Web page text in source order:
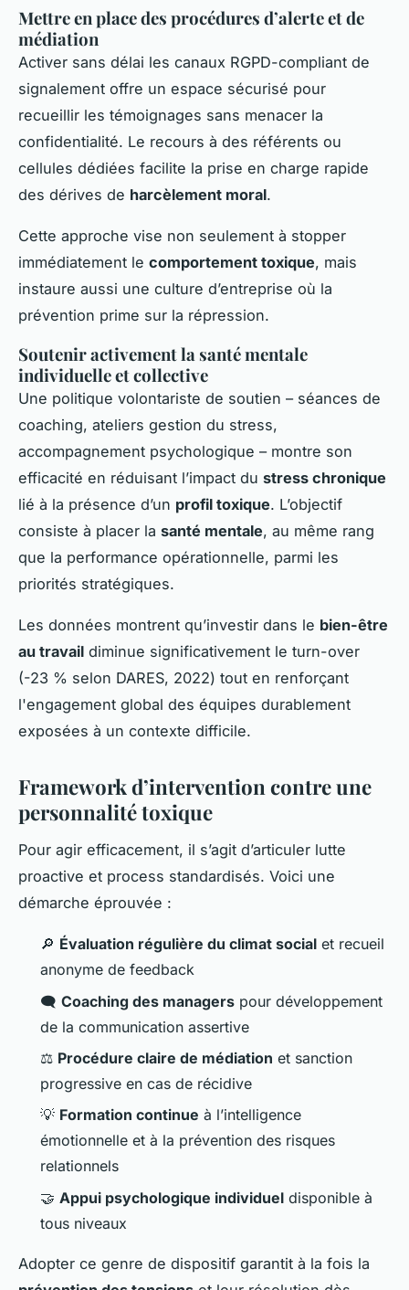
Mettre en place des procédures d’alerte et de
médiation
Activer sans délai les canaux RGPD-compliant de
signalement offre un espace sécurisé pour
recueillir les témoignages sans menacer la
confidentialité. Le recours à des référents ou
cellules dédiées facilite la prise en charge rapide
des dérives de harcèlement moral.
Cette approche vise non seulement à stopper
immédiatement le comportement toxique, mais
instaure aussi une culture d’entreprise où la
prévention prime sur la répression.
Soutenir activement la santé mentale
individuelle et collective
Une politique volontariste de soutien – séances de
coaching, ateliers gestion du stress,
accompagnement psychologique – montre son
efficacité en réduisant l’impact du stress chronique
lié à la présence d’un profil toxique. L’objectif
consiste à placer la santé mentale, au même rang
que la performance opérationnelle, parmi les
priorités stratégiques.
Les données montrent qu’investir dans le bien-être
au travail diminue significativement le turn-over
(-23 % selon DARES, 2022) tout en renforçant
l'engagement global des équipes durablement
exposées à un contexte difficile.
Framework d’intervention contre une
personnalité toxique
Pour agir efficacement, il s’agit d’articuler lutte
proactive et process standardisés. Voici une
démarche éprouvée :
🔎 Évaluation régulière du climat social et recueil
anonyme de feedback
🗨️ Coaching des managers pour développement
de la communication assertive
⚖️ Procédure claire de médiation et sanction
progressive en cas de récidive
💡 Formation continue à l’intelligence
émotionnelle et à la prévention des risques
relationnels
🤝 Appui psychologique individuel disponible à
tous niveaux
Adopter ce genre de dispositif garantit à la fois la